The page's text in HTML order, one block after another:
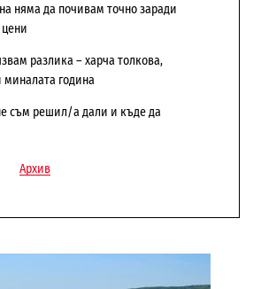
няма да почивам точно заради
разлика – харча толкова,
миналата година
съм решил/а дали и къде да
Архив